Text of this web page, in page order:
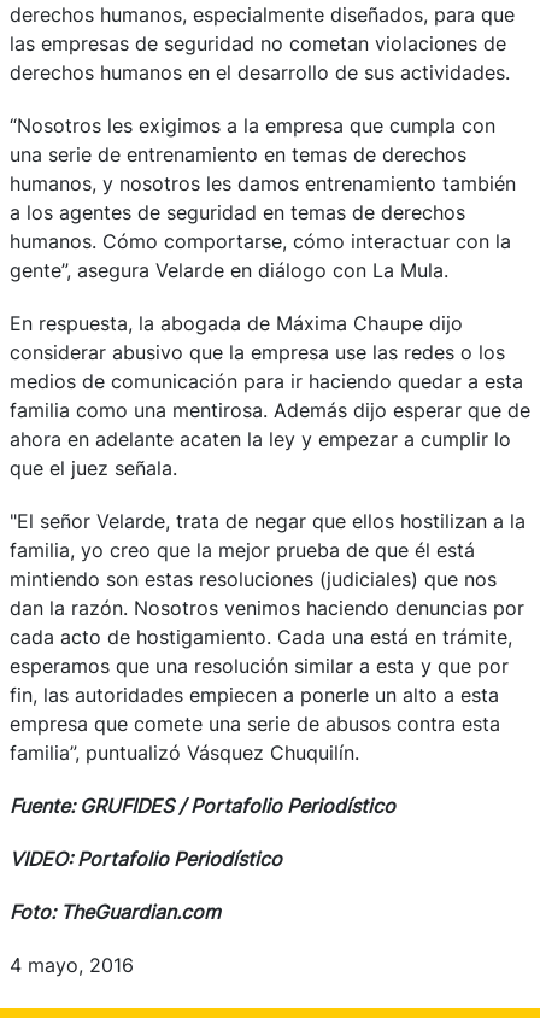
derechos humanos, especialmente diseñados, para que
las empresas de seguridad no cometan violaciones de
derechos humanos en el desarrollo de sus actividades.
“Nosotros les exigimos a la empresa que cumpla con
una serie de entrenamiento en temas de derechos
humanos, y nosotros les damos entrenamiento también
a los agentes de seguridad en temas de derechos
humanos. Cómo comportarse, cómo interactuar con la
gente”, asegura Velarde en diálogo con La Mula.
En respuesta, la abogada de Máxima Chaupe dijo
considerar abusivo que la empresa use las redes o los
medios de comunicación para ir haciendo quedar a esta
familia como una mentirosa. Además dijo esperar que de
ahora en adelante acaten la ley y empezar a cumplir lo
que el juez señala.
"El señor Velarde, trata de negar que ellos hostilizan a la
familia, yo creo que la mejor prueba de que él está
mintiendo son estas resoluciones (judiciales) que nos
dan la razón. Nosotros venimos haciendo denuncias por
cada acto de hostigamiento. Cada una está en trámite,
esperamos que una resolución similar a esta y que por
fin, las autoridades empiecen a ponerle un alto a esta
empresa que comete una serie de abusos contra esta
familia”, puntualizó Vásquez Chuquilín.
Fuente: GRUFIDES / Portafolio Periodístico
VIDEO: Portafolio Periodístico
Foto: TheGuardian.com
4 mayo, 2016